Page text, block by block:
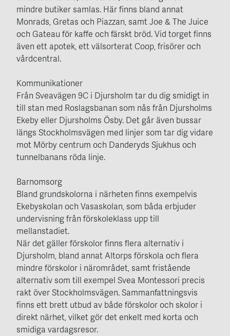
mindre butiker samlas. Här finns bland annat
Monrads, Gretas och Piazzan, samt Joe & The Juice
och Gateau för kaffe och färskt bröd. Vid torget finns
även ett apotek, ett välsorterat Coop, frisörer och
vårdcentral.
Kommunikationer
Från Sveavägen 9C i Djursholm tar du dig smidigt in
till stan med Roslagsbanan som nås från Djursholms
Ekeby eller Djursholms Ösby. Det går även bussar
längs Stockholmsvägen med linjer som tar dig vidare
mot Mörby centrum och Danderyds Sjukhus och
tunnelbanans röda linje.
Barnomsorg
Bland grundskolorna i närheten finns exempelvis
Ekebyskolan och Vasaskolan, som båda erbjuder
undervisning från förskoleklass upp till
mellanstadiet.
När det gäller förskolor finns flera alternativ i
Djursholm, bland annat Altorps förskola och flera
mindre förskolor i närområdet, samt fristående
alternativ som till exempel Svea Montessori precis
rakt över Stockholmsvägen. Sammanfattningsvis
finns ett brett utbud av både förskolor och skolor i
direkt närhet, vilket gör det enkelt med korta och
smidiga vardagsresor.